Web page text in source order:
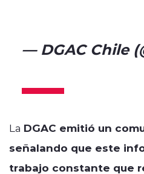
— DGAC Chile
La DGAC emitió un
señalando que este
trabajo constante que